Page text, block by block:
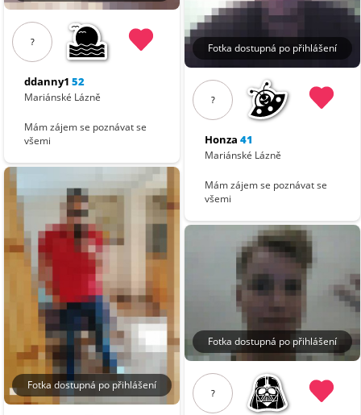
?
ddanny1 52
Mariánské Lázně
Mám zájem se poznávat se
všemi
Fotka dostupná po přihlášení
Fotka dostupná po přihlášení
?
Honza 41
Mariánské Lázně
Mám zájem se poznávat se
všemi
Fotka dostupná po přihlášení
?